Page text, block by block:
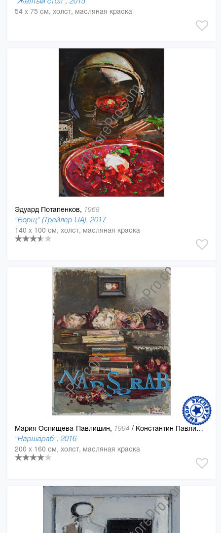
54 x 75 см, холст, масляная краска
Эдуард Потапенков, 1968
"Борщ" (Трейлер UA), 2017
140 x 100 см, холст, масляная краска
Мария Оспищева-Павлишин, 1994 / Константин Павлишин
"Наршараб", 2016
200 x 160 см, холст, масляная краска